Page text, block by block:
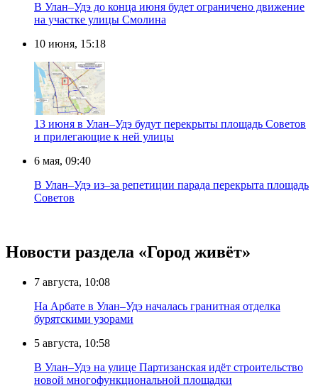
В Улан–Удэ до конца июня будет ограничено движение
на участке улицы Смолина
10 июня, 15:18
13 июня в Улан–Удэ будут перекрыты площадь Советов
и прилегающие к ней улицы
6 мая, 09:40
В Улан–Удэ из–за репетиции парада перекрыта площадь
Советов
Новости раздела «Город живёт»
7 августа, 10:08
На Арбате в Улан–Удэ началась гранитная отделка
бурятскими узорами
5 августа, 10:58
В Улан–Удэ на улице Партизанская идёт строительство
новой многофункциональной площадки